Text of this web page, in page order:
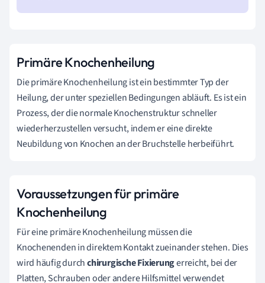
Primäre Knochenheilung
Die primäre Knochenheilung ist ein bestimmter Typ der
Heilung, der unter speziellen Bedingungen abläuft. Es ist ein
Prozess, der die normale Knochenstruktur schneller
wiederherzustellen versucht, indem er eine direkte
Neubildung von Knochen an der Bruchstelle herbeiführt.
Voraussetzungen für primäre
Knochenheilung
Für eine primäre Knochenheilung müssen die
Knochenenden in direktem Kontakt zueinander stehen. Dies
wird häufig durchchirurgische Fixierungerreicht, bei der
Platten, Schrauben oder andere Hilfsmittel verwendet